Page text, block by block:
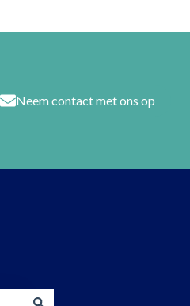
Neem contact met ons op